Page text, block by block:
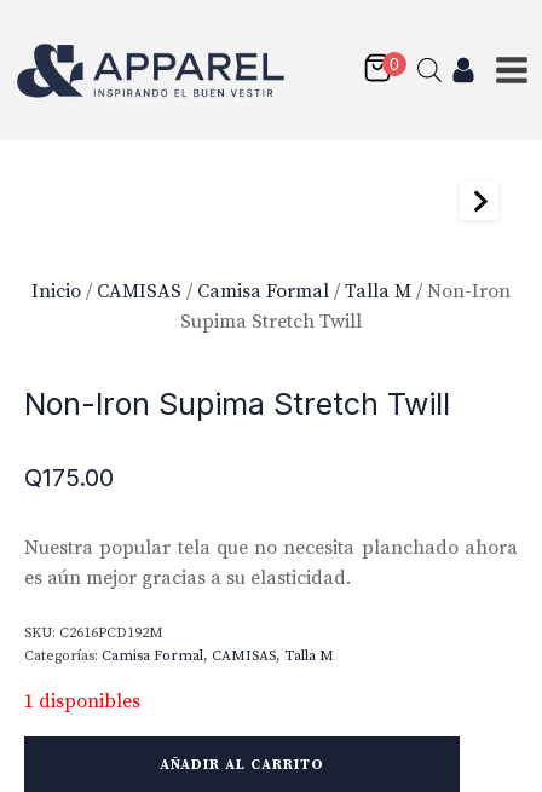
Inicio / CAMISAS / Camisa Formal / Talla M / Non-Iron
Supima Stretch Twill
Non-Iron Supima Stretch Twill
Q175.00
Nuestra popular tela que no necesita planchado ahora
es aún mejor gracias a su elasticidad.
SKU: C2616PCD192M
Categorías: Camisa Formal, CAMISAS, Talla M
1 disponibles
AÑADIR AL CARRITO